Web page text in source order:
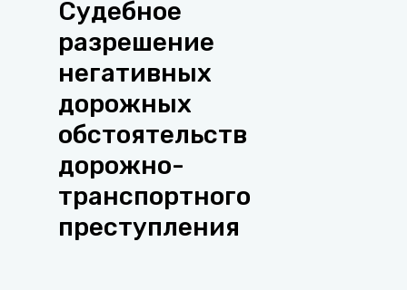
Судебное
разрешение
негативных
дорожных
обстоятельств
дорожно-
транспортного
преступления